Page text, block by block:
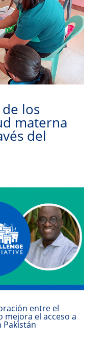
los
materna
del
entre el
mejora el acceso a
Pakistán